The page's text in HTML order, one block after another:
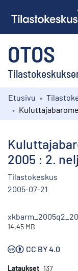
OTOS
Kokoelmat
Etusivu
2005 : 2.
Tilastokeskus
2005-07-21
14.45 MB
CC BY 4.0
Lataukset 137